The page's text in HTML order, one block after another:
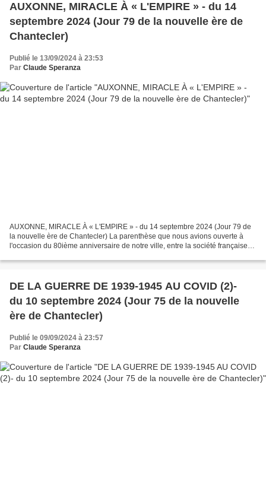
AUXONNE, MIRACLE À « L'EMPIRE » - du 14
septembre 2024 (Jour 79 de la nouvelle ère de
Chantecler)
Publié le 13/09/2024 à 23:53
Par Claude Speranza
AUXONNE, MIRACLE À « L'EMPIRE » - du 14 septembre 2024 (Jour 79 de
la nouvelle ère de Chantecler) La parenthèse que nous avions ouverte à
l'occasion du 80ième anniversaire de notre ville, entre la société française
DE LA GUERRE DE 1939-1945 AU COVID (2)-
du 10 septembre 2024 (Jour 75 de la nouvelle
ère de Chantecler)
Publié le 09/09/2024 à 23:57
Par Claude Speranza